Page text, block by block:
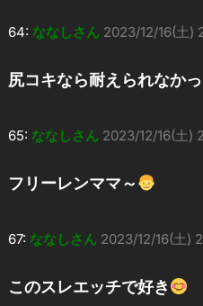
64: ななしさん 2023/12/16(土)
尻コキなら耐えられなか
65: ななしさん 2023/12/16(土)
フリーレンママ～
67: ななしさん 2023/12/16(土)
このスレエッチで好き